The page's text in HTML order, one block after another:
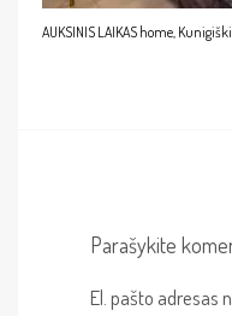
AUKSINIS LAIKAS home,
Parašykite
El. pašto adresas